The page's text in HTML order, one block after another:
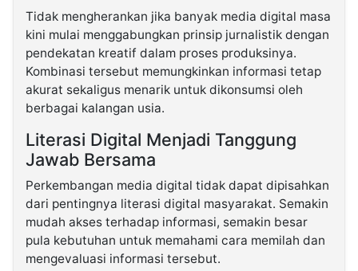
Tidak mengherankan jika banyak media digital masa
kini mulai menggabungkan prinsip jurnalistik dengan
pendekatan kreatif dalam proses produksinya.
Kombinasi tersebut memungkinkan informasi tetap
akurat sekaligus menarik untuk dikonsumsi oleh
berbagai kalangan usia.
Literasi Digital Menjadi Tanggung
Jawab Bersama
Perkembangan media digital tidak dapat dipisahkan
dari pentingnya literasi digital masyarakat. Semakin
mudah akses terhadap informasi, semakin besar
pula kebutuhan untuk memahami cara memilah dan
mengevaluasi informasi tersebut.